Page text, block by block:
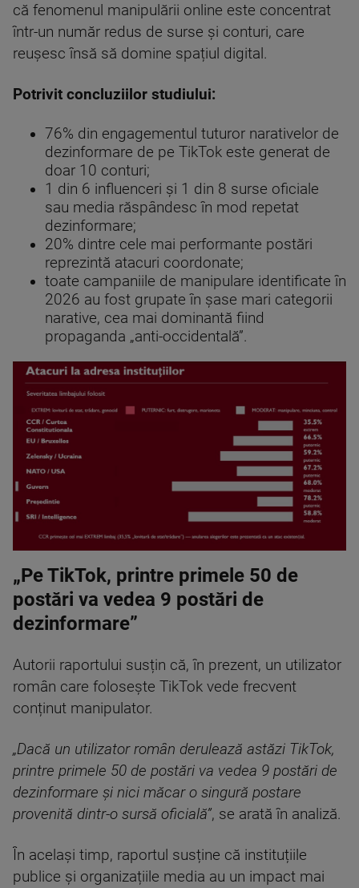
că fenomenul manipulării online este concentrat
într-un număr redus de surse și conturi, care
reușesc însă să domine spațiul digital.
Potrivit concluziilor studiului:
76% din engagementul tuturor narativelor de
dezinformare de pe TikTok este generat de
doar 10 conturi;
1 din 6 influenceri și 1 din 8 surse oficiale
sau media răspândesc în mod repetat
dezinformare;
20% dintre cele mai performante postări
reprezintă atacuri coordonate;
toate campaniile de manipulare identificate în
2026 au fost grupate în șase mari categorii
narative, cea mai dominantă fiind
propaganda „anti-occidentală”.
„Pe TikTok, printre primele 50 de
postări va vedea 9 postări de
dezinformare”
Autorii raportului susțin că, în prezent, un utilizator
român care folosește TikTok vede frecvent
conținut manipulator.
„Dacă un utilizator român derulează astăzi TikTok,
printre primele 50 de postări va vedea 9 postări de
dezinformare și nici măcar o singură postare
provenită dintr-o sursă oficială”, se arată în analiză.
În același timp, raportul susține că instituțiile
publice și organizațiile media au un impact mai